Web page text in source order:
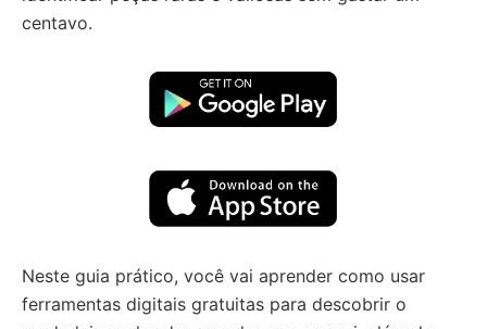
centavo.
Neste guia prático, você vai aprender como usar
ferramentas digitais gratuitas para descobrir o